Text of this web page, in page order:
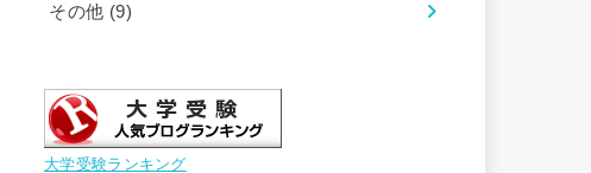
その他 (9)
大学受験ランキング